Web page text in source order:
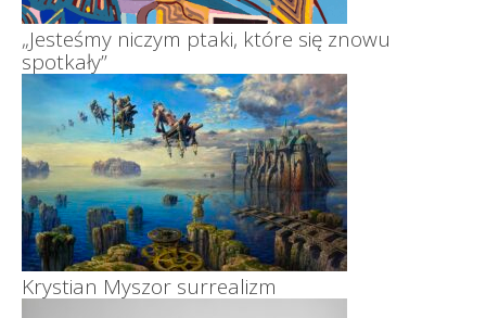
„Jesteśmy niczym ptaki, które się znowu
spotkały”
Krystian Myszor surrealizm